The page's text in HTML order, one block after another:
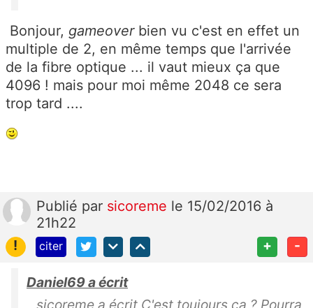
Bonjour, gameoverbien vu c'est en effet un
multiple de 2, en même temps que l'arrivée
de la fibre optique ... il vaut mieux ça que
4096 ! mais pour moi même 2048 ce sera
trop tard ....
Publié par sicoreme le 15/02/2016 à
21h22
!
citer + -
Daniel69 a écrit
sicoreme a écrit C'est toujours ça ? Pourra